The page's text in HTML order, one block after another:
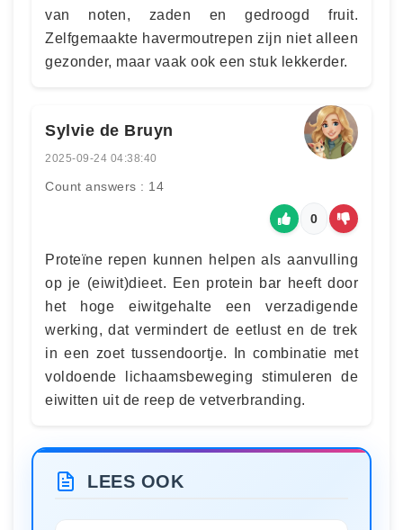
van noten, zaden en gedroogd fruit.
Zelfgemaakte havermoutrepen zijn niet alleen
gezonder, maar vaak ook een stuk lekkerder.
Sylvie de Bruyn
2025-09-24 04:38:40
Count answers : 14
0
Proteïne repen kunnen helpen als aanvulling
op je (eiwit)dieet. Een protein bar heeft door
het hoge eiwitgehalte een verzadigende
werking, dat vermindert de eetlust en de trek
in een zoet tussendoortje. In combinatie met
voldoende lichaamsbeweging stimuleren de
eiwitten uit de reep de vetverbranding.
LEES OOK